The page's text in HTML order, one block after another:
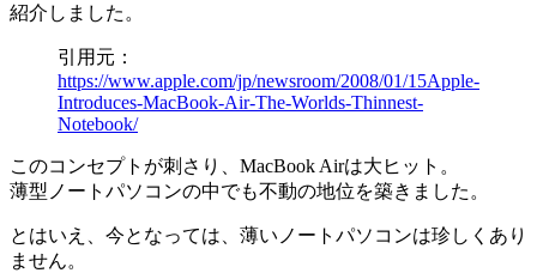
紹介しました。
引用元：
https://www.apple.com/jp/newsroom/2008/01/15Apple-
Introduces-MacBook-Air-The-Worlds-Thinnest-
Notebook/
このコンセプトが刺さり、MacBook Airは大ヒット。
薄型ノートパソコンの中でも不動の地位を築きました。
とはいえ、今となっては、薄いノートパソコンは珍しくあり
ません。